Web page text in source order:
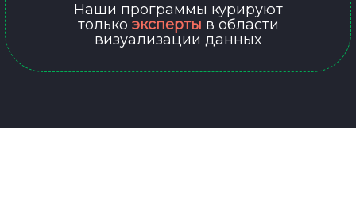
Наши программы курируют
только эксперты в области
визуализации данных